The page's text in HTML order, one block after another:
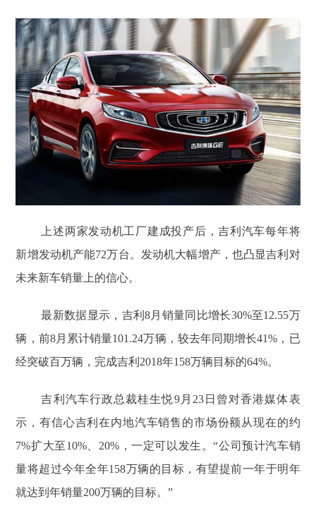
上述两家发动机工厂建成投产后，吉利汽车每年将
新增发动机产能72万台。发动机大幅增产，也凸显吉利对
未来新车销量上的信心。
最新数据显示，吉利8月销量同比增长30%至12.55万
辆，前8月累计销量101.24万辆，较去年同期增长41%，已
经突破百万辆，完成吉利2018年158万辆目标的64%。
吉利汽车行政总裁桂生悦9月23日曾对香港媒体表
示，有信心吉利在内地汽车销售的市场份额从现在的约
7%扩大至10%、20%，一定可以发生。“公司预计汽车销
量将超过今年全年158万辆的目标，有望提前一年于明年
就达到年销量200万辆的目标。”